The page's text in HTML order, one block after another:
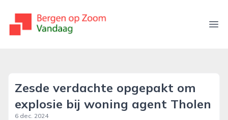
bergenopzoomvandaag.nl
Zesde verdachte opgepakt om
explosie bij woning agent Tholen
6 dec. 2024